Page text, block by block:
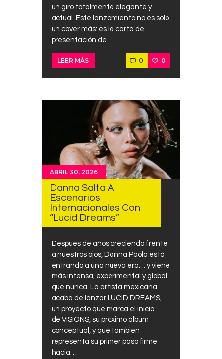
un giro totalmente elegante y
actual. Este lanzamiento no es solo
un cover más: es la carta de
presentación de…
LEER MÁS 0 0
ABRIL 30, 2026
Danna Salta A
Escenarios
Internacionales Con
“Lucid Dreams”
Después de años creciendo frente
a nuestros ojos, Danna Paola está
entrando a una nueva era… y viene
más intensa, experimental y global
que nunca. La artista mexicana
acaba de lanzar LUCID DREAMS,
un proyecto que marca el inicio
de VISIONS, su próximo álbum
conceptual, y que también
representa su primer paso firme
hacia…